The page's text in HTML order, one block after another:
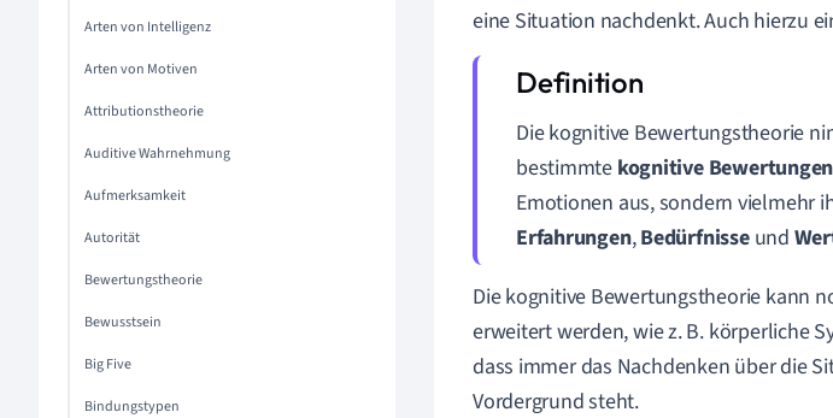
Arten von Intelligenz
Arten von Motiven
Attributionstheorie
Auditive Wahrnehmung
Aufmerksamkeit
Autorität
Bewertungstheorie
Bewusstsein
Big Five
Bindungstypen
eine Situation nachdenkt. Auch hierzu
Die kognitive Bewertungstheorie
bestimmte kognitive Bewertungen
Emotionen aus, sondern vielmehr
Erfahrungen,Bedürfnisse und
Die kognitive Bewertungstheorie kann
erweitert werden, wie z. B. körperliche
dass immer das Nachdenken über die
Vordergrund steht.